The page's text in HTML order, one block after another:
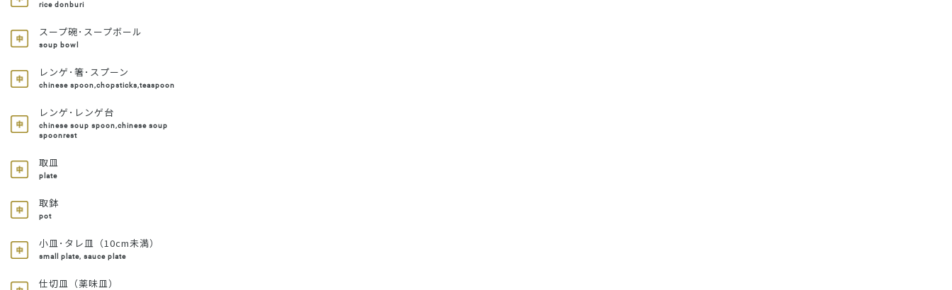
rice donburi
スープ碗･スープボール
soup bowl
レンゲ･箸･スプーン
chinese spoon,chopsticks,teaspoon
レンゲ･レンゲ台
chinese soup spoon,chinese soup
spoonrest
取皿
plate
取鉢
pot
小皿･タレ皿（10cm未満）
small plate, sauce plate
仕切皿（薬味皿）